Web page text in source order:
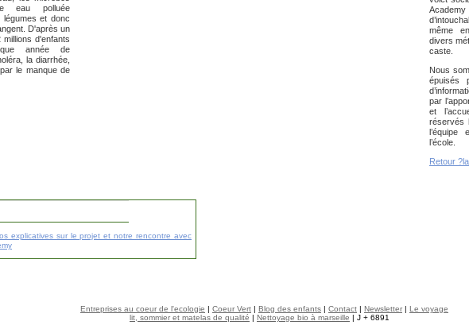
eau polluée
et donc
D'après un
d'enfants
année de
la diarrhée,
le manque de
même
divers
caste.
Nous
épuisés
par
et
réservés
l’équipe
l’école.
Retour
explicatives sur le projet et notre rencontre avec
Entreprises au coeur de l'ecologie | Coeur Vert | Blog des enfants | Contact | Newsletter | Le voyage
lit, sommier et matelas de qualité | Nettoyage bio à marseille | J + 6891